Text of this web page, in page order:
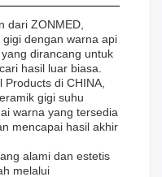
dari ZONMED,
dengan warna api
dirancang untuk
hasil luar biasa.
Products di CHINA,
gigi suhu
warna yang tersedia
mencapai hasil akhir
alami dan estetis
melalui